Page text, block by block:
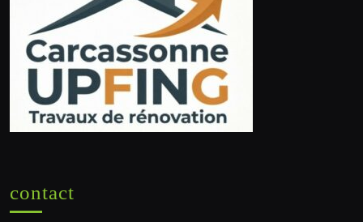
contact